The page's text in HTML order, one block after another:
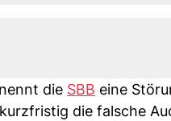
die SBB eine
die falsche